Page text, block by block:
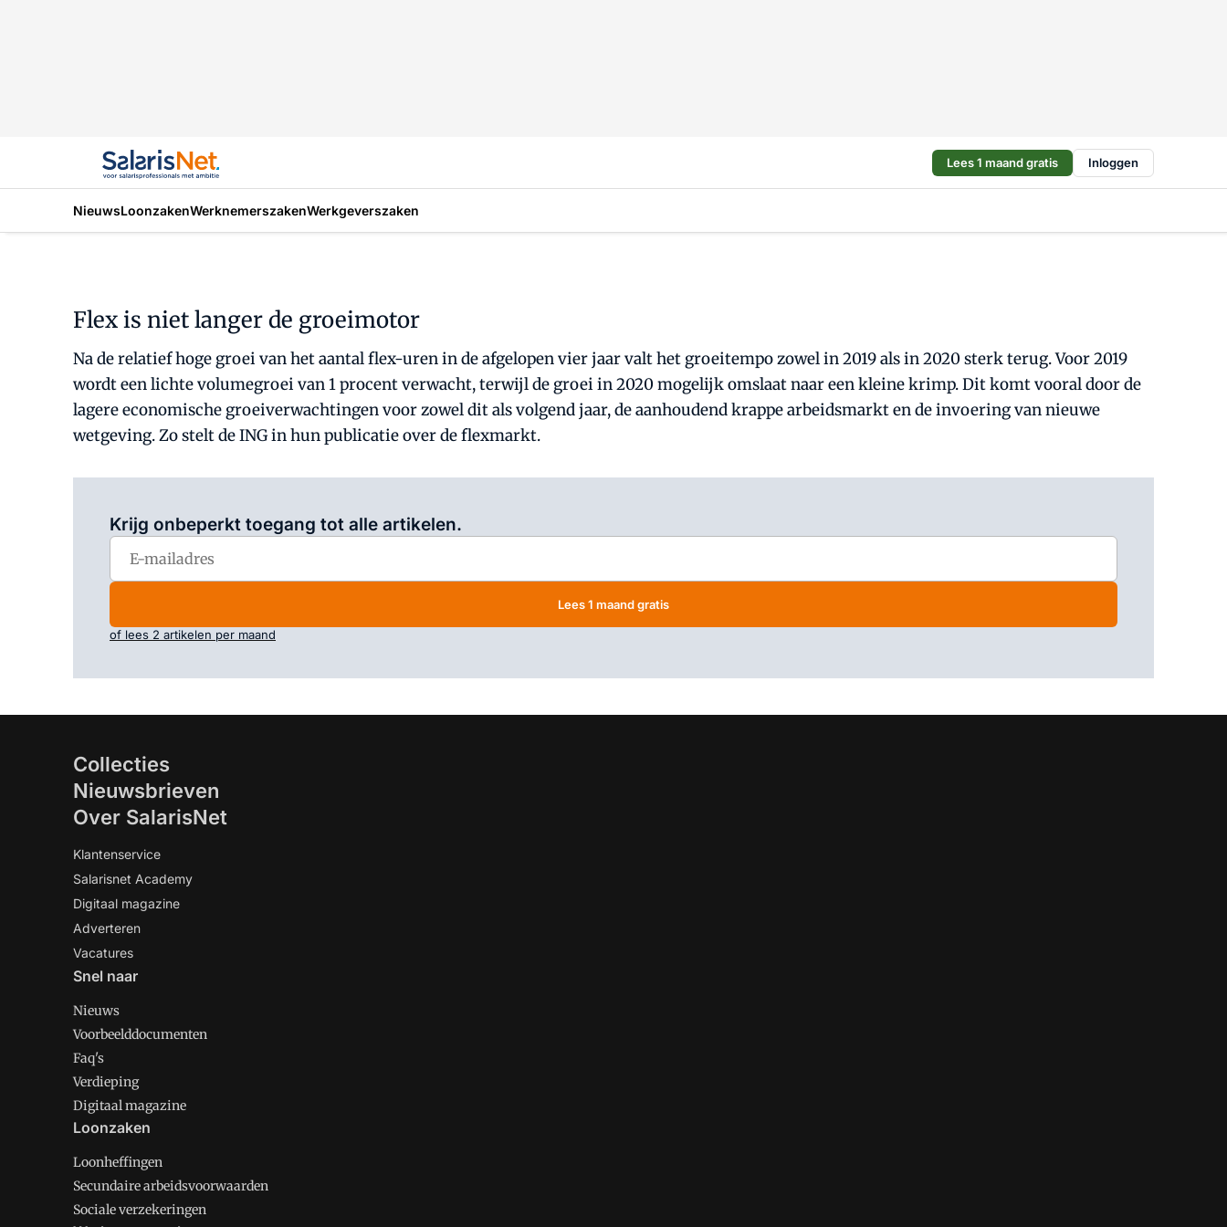
Lees 1 maand gratis Inloggen
NieuwsLoonzakenWerknemerszakenWerkgeverszaken
Flex is niet langer de groeimotor
Na de relatief hoge groei van het aantal flex-uren in de afgelopen vier jaar valt het groeitempo zowel in 2019 als in 2020 sterk terug. Voor 2019
wordt een lichte volumegroei van 1 procent verwacht, terwijl de groei in 2020 mogelijk omslaat naar een kleine krimp. Dit komt vooral door de
lagere economische groeiverwachtingen voor zowel dit als volgend jaar, de aanhoudend krappe arbeidsmarkt en de invoering van nieuwe
wetgeving. Zo stelt de ING in hun publicatie over de flexmarkt.
Krijg onbeperkt toegang tot alle artikelen.
Lees 1 maand gratis
of lees 2 artikelen per maand
Collecties
Nieuwsbrieven
Over SalarisNet
Klantenservice
Salarisnet Academy
Digitaal magazine
Adverteren
Vacatures
Snel naar
Nieuws
Voorbeelddocumenten
Faq's
Verdieping
Digitaal magazine
Loonzaken
Loonheffingen
Secundaire arbeidsvoorwaarden
Sociale verzekeringen